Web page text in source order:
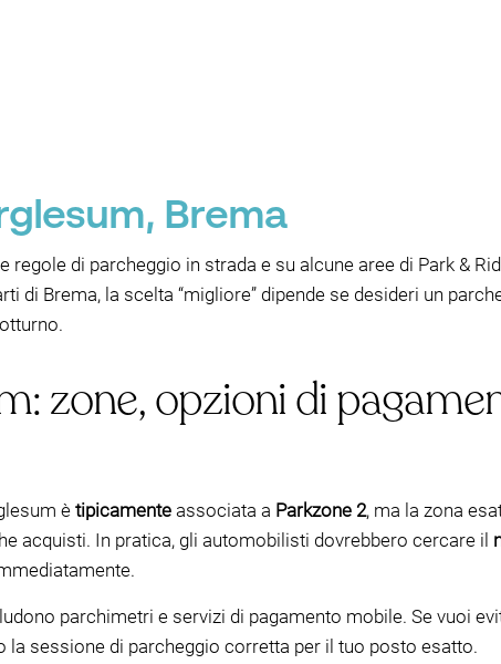
Brema
regole di parcheggio in strada e su alcune aree di Park &
di Brema, la scelta “migliore” dipende se desideri un
zone, opzioni di
è tipicamente associata a Parkzone 2, ma la zona
acquisti. In pratica, gli automobilisti dovrebbero cercare il
parchimetri e servizi di pagamento mobile. Se vuoi
la sessione di parcheggio corretta per il tuo posto esatto.